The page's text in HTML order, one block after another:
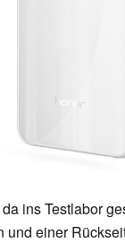
ins Testlabor
einer